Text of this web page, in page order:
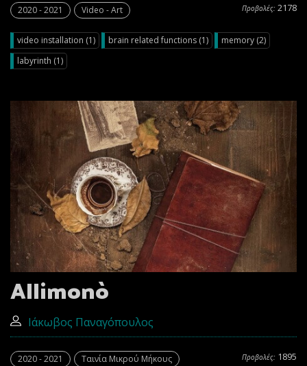
Προβολές: 2178
2020 - 2021 Video - Art
video installation (1) brain related functions (1)
memory (2)
labyrinth (1)
Allimonò
Ιάκωβος Παναγόπουλος
Προβολές: 1895
2020 - 2021 Ταινία Μικρού Μήκους